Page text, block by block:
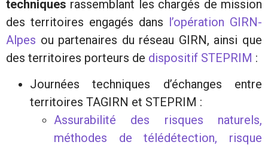
techniques rassemblant les chargés de mission
des territoires engagés dans l’opération GIRN-
Alpes ou partenaires du réseau GIRN, ainsi que
des territoires porteurs de dispositif STEPRIM :
Journées techniques d’échanges entre
territoires TAGIRN et STEPRIM :
Assurabilité des risques naturels,
méthodes de télédétection, risque